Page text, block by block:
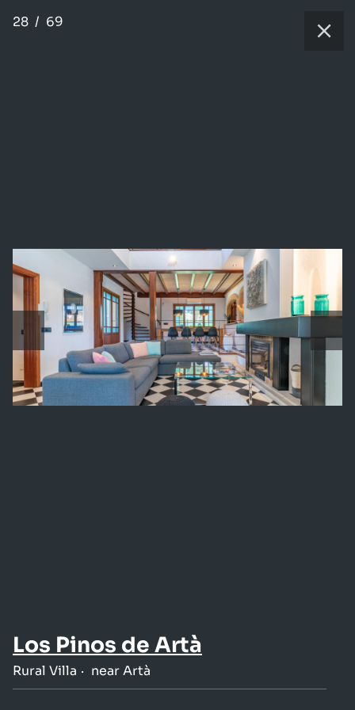
28 / 69
Los Pinos de Artà
Rural Villa near Artà